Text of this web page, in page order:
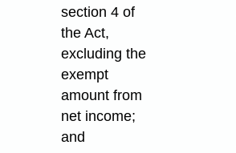
section 4 of
the Act,
excluding the
exempt
amount from
net income;
and